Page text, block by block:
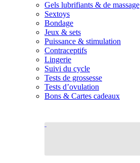
Gels lubrifiants & de massage
Sextoys
Bondage
Jeux & sets
Puissance & stimulation
Contraceptifs
Lingerie
Suivi du cycle
Tests de grossesse
Tests d’ovulation
Bons & Cartes cadeaux